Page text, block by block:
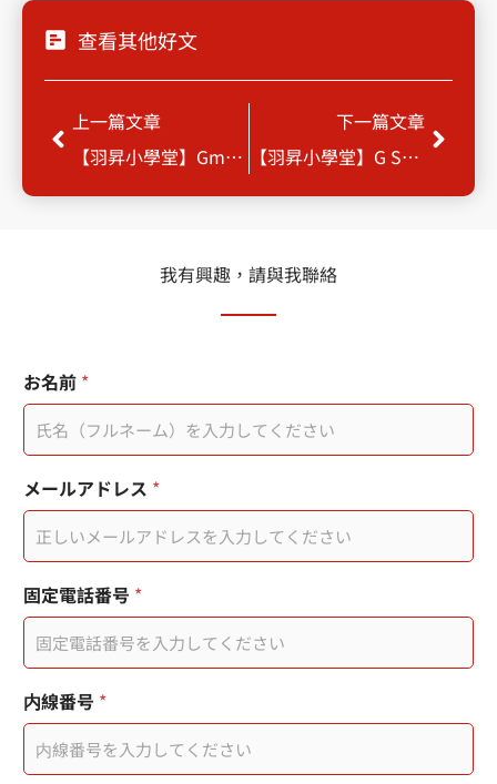
查看其他好文
Prev
上一篇文章
【羽昇小學堂】Gmail 篩選器
下一篇文章
【羽昇小學堂】G Suite Essentials 強力登場
Next
我有興趣，請與我聯絡
固
定
電
話
号
您
的
姓
名
お名前 *
您
的
訊
息
的
姓
名
您
的
市
內
電
話
メールアドレス *
固定電話番号 *
内線番号 *